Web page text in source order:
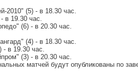
2010" (5) - в 18.30 час.
в 19.30 час.
(6) - в 20.30 час.
(4) - в 18.30 час.
в 19.30 час.
(3) - в 20.30 час.
матчей будут опубликованы по